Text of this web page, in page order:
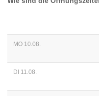
MO 10.08.
DI 11.08.